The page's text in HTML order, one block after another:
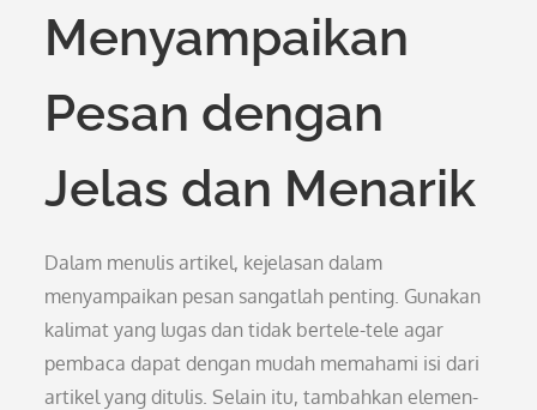
Menyampaikan
Pesan dengan
Jelas dan Menarik
Dalam menulis artikel, kejelasan dalam
menyampaikan pesan sangatlah penting. Gunakan
kalimat yang lugas dan tidak bertele-tele agar
pembaca dapat dengan mudah memahami isi dari
artikel yang ditulis. Selain itu, tambahkan elemen-